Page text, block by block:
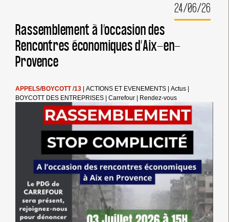
24/06/26
Rassemblement à l’occasion des
Rencontres économiques d’Aix-en-
Provence
APPELS/BOYCOTT /13 |ACTIONS ET EVENEMENTS |Actus
BOYCOTT DES ENTREPRISES |Carrefour Rendez-vous